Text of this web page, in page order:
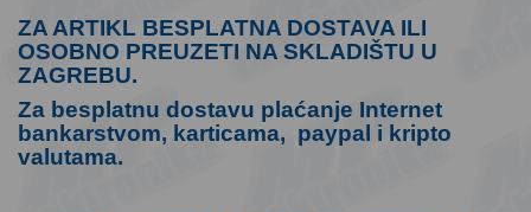
ZA ARTIKL BESPLATNA DOSTAVA ILI
OSOBNO PREUZETI NA SKLADIŠTU U
ZAGREBU.
Za besplatnu dostavu plaćanje Internet
bankarstvom, karticama, paypal i kripto
valutama.